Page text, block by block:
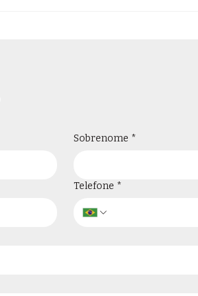
Sobrenome *
Telefone *